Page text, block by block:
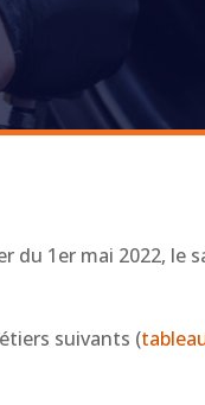
du 1er mai 2022, le
suivants (